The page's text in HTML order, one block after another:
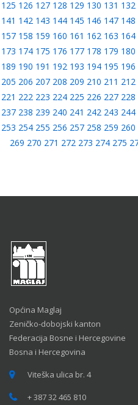
125 126 127 128 129 130 131 132
141 142 143 144 145 146 147 148
157 158 159 160 161 162 163 164
173 174 175 176 177 178 179 180
189 190 191 192 193 194 195 196
205 206 207 208 209 210 211 212
221 222 223 224 225 226 227 228
237 238 239 240 241 242 243 244
253 254 255 256 257 258 259 260
269 270 271 272 273 274 275
Općina Maglaj
Zeničko-dobojski kanton
Federacija Bosne i Hercegovine
Bosna i Hercegovina
Viteška ulica br. 4
+ 387 32 465 810